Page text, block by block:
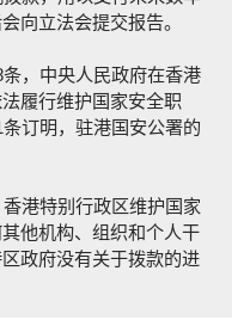
向立法会提交报告。
，中央人民政府在香港
履行维护国家安全职
订明，驻港国安公署的
港特别行政区维护国家
他机构、组织和个人干
政府没有关于拨款的进